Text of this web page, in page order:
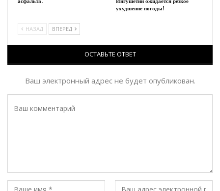
ухудшение погоды!
НАЗАД ВПЕРЕД
ОСТАВЬТЕ ОТВЕТ
Ваш электронный адрес не будет опубликован.